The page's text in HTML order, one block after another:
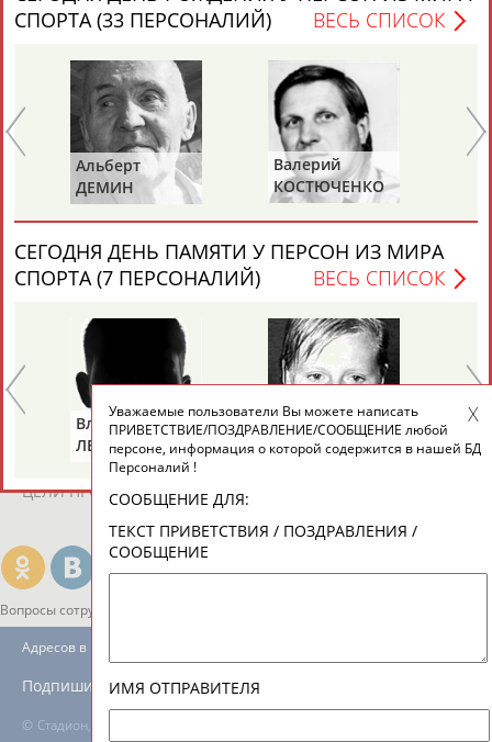
АБДУЛАЕВ
АБДУЛАЕВ
АБДУЛАЗИЗОВ
АБДУЛБЕКОВ
Камалудин
АБДУЛДАУДОВ
Абдула
АБДУЛЖАЛИЛОВ
Магомед
АБДУЛКАГИРОВ
Назир
АБДУЛЛАЕВ
24 персон из 13181
ЕЩЁ ПЕРСОНЫ
ТАБЛО АКТИВНОСТИ
ЦЕЛИ ПРОЕКТА КОНТАКТЫ
Вопросы сотрудничества и совместной деятельности
© Стадион, 1998-2026
Адресов в новостной рассылке: 997
Подпишись
СПОРТА (33 ПЕРСОНАЛИЙ)
ВЕСЬ СПИСОК
Альберт
ДЕМИН
Валерий
КОСТЮЧЕНКО
СЕГОДНЯ ДЕНЬ ПАМЯТИ У ПЕРСОН ИЗ МИРА
СПОРТА (7 ПЕРСОНАЛИЙ)
ВЕСЬ СПИСОК
Владимир
ЛЕВАНДО
Тамара
КРАВЧЕНКО
Уважаемые пользователи Вы можете написать
ПРИВЕТСТВИЕ/ПОЗДРАВЛЕНИЕ/СООБЩЕНИЕ любой
персоне, информация о которой содержится в нашей БД
Персоналий !
СООБЩЕНИЕ ДЛЯ:
ТЕКСТ ПРИВЕТСТВИЯ / ПОЗДРАВЛЕНИЯ /
СООБЩЕНИЕ
ИМЯ ОТПРАВИТЕЛЯ